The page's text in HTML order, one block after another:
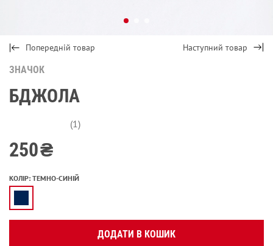
Попередній товар Наступний товар
ЗНАЧОК
БДЖОЛА
(1)
250₴
КОЛІР: ТЕМНО-СИНІЙ
ДОДАТИ В КОШИК